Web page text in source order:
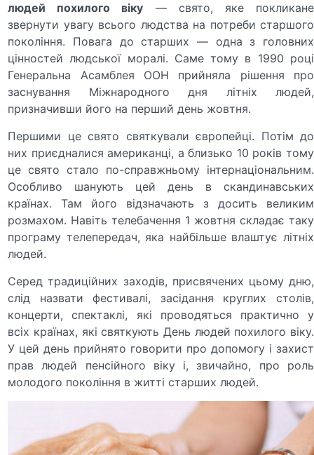
людей похилого віку — свято, яке покликане
звернути увагу всього людства на потреби старшого
покоління. Повага до старших — одна з головних
цінностей людської моралі. Саме тому в 1990 році
Генеральна Асамблея ООН прийняла рішення про
заснування Міжнародного дня літніх людей,
призначивши його на перший день жовтня.
Першими це свято святкували європейці. Потім до
них приєдналися американці, а близько 10 років тому
це свято стало по-справжньому інтернаціональним.
Особливо шанують цей день в скандинавських
країнах. Там його відзначають з досить великим
розмахом. Навіть телебачення 1 жовтня складає таку
програму телепередач, яка найбільше влаштує літніх
людей.
Серед традиційних заходів, присвячених цьому дню,
слід назвати фестивалі, засідання круглих столів,
концерти, спектаклі, які проводяться практично у
всіх країнах, які святкують День людей похилого віку.
У цей день прийнято говорити про допомогу і захист
прав людей пенсійного віку і, звичайно, про роль
молодого покоління в житті старших людей.